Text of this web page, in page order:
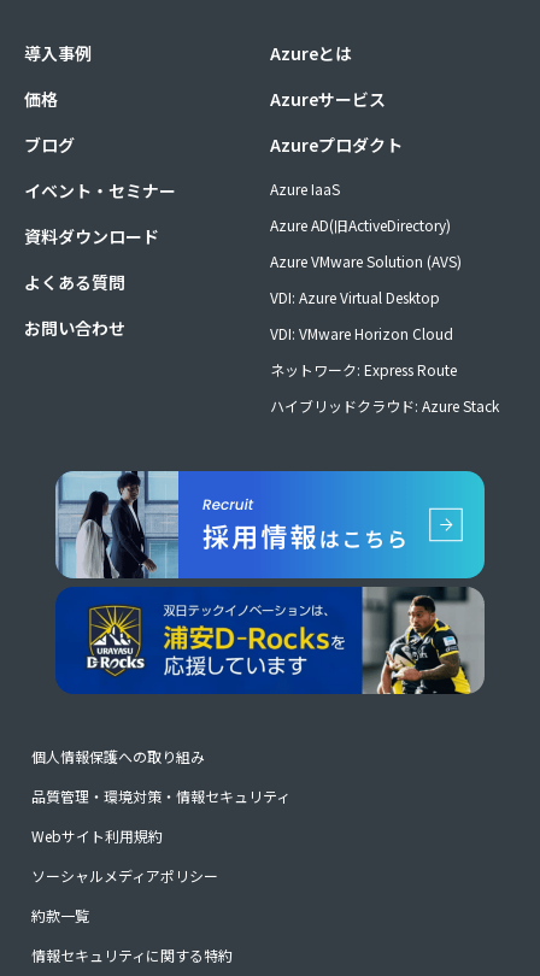
導入事例
価格
ブログ
イベント・セミナー
資料ダウンロード
よくある質問
お問い合わせ
Azureとは
Azureサービス
Azureプロダクト
Azure IaaS
Azure AD(旧ActiveDirectory)
Azure VMware Solution (AVS)
VDI: Azure Virtual Desktop
VDI: VMware Horizon Cloud
ネットワーク: Express Route
ハイブリッドクラウド: Azure Stack
個人情報保護への取り組み
品質管理・環境対策・情報セキュリティ
Webサイト利用規約
ソーシャルメディアポリシー
約款一覧
情報セキュリティに関する特約